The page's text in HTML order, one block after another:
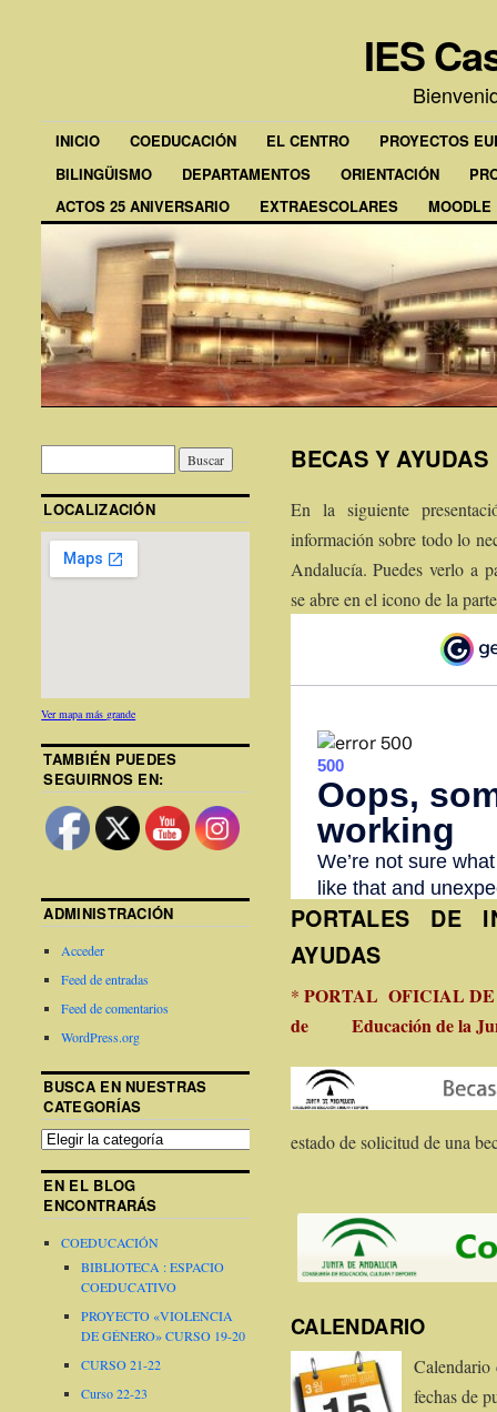
IES
INICIO COEDUCACIÓN EL CENTRO
PROYECTOS
BILINGÜISMO
DEPARTAMENTOS ORIENTACIÓN
ACTOS 25 ANIVERSARIO
EXTRAESCOLARES MOODLE
BECAS Y AYUDAS
En la siguiente
información sobre todo lo
Andalucía. Puedes verlo a
se abre en el icono de la
PORTALES DE
AYUDAS
* PORTAL OFICIAL DE
de Educación de la
estado de solicitud de una
CALENDARIO
Calendario
fechas de
LOCALIZACIÓN
Ver mapa más grande
TAMBIÉN PUEDES
SEGUIRNOS EN:
ADMINISTRACIÓN
Acceder
Feed de entradas
Feed de comentarios
WordPress.org
BUSCA EN NUESTRAS
CATEGORÍAS
EN EL BLOG
ENCONTRARÁS
COEDUCACIÓN
BIBLIOTECA : ESPACIO
COEDUCATIVO
PROYECTO «VIOLENCIA
DE GÉNERO» CURSO 19-20
CURSO 21-22
Curso 22-23